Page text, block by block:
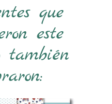
que
este
también